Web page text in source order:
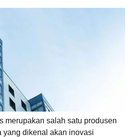
merupakan salah satu produsen
yang dikenal akan inovasi